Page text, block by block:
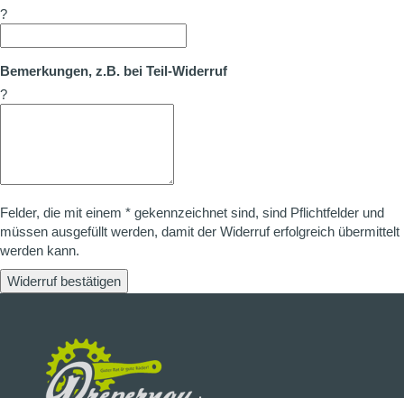
?
Bemerkungen, z.B. bei Teil-Widerruf
?
Felder, die mit einem * gekennzeichnet sind, sind Pflichtfelder und
müssen ausgefüllt werden, damit der Widerruf erfolgreich übermittelt
werden kann.
Widerruf bestätigen